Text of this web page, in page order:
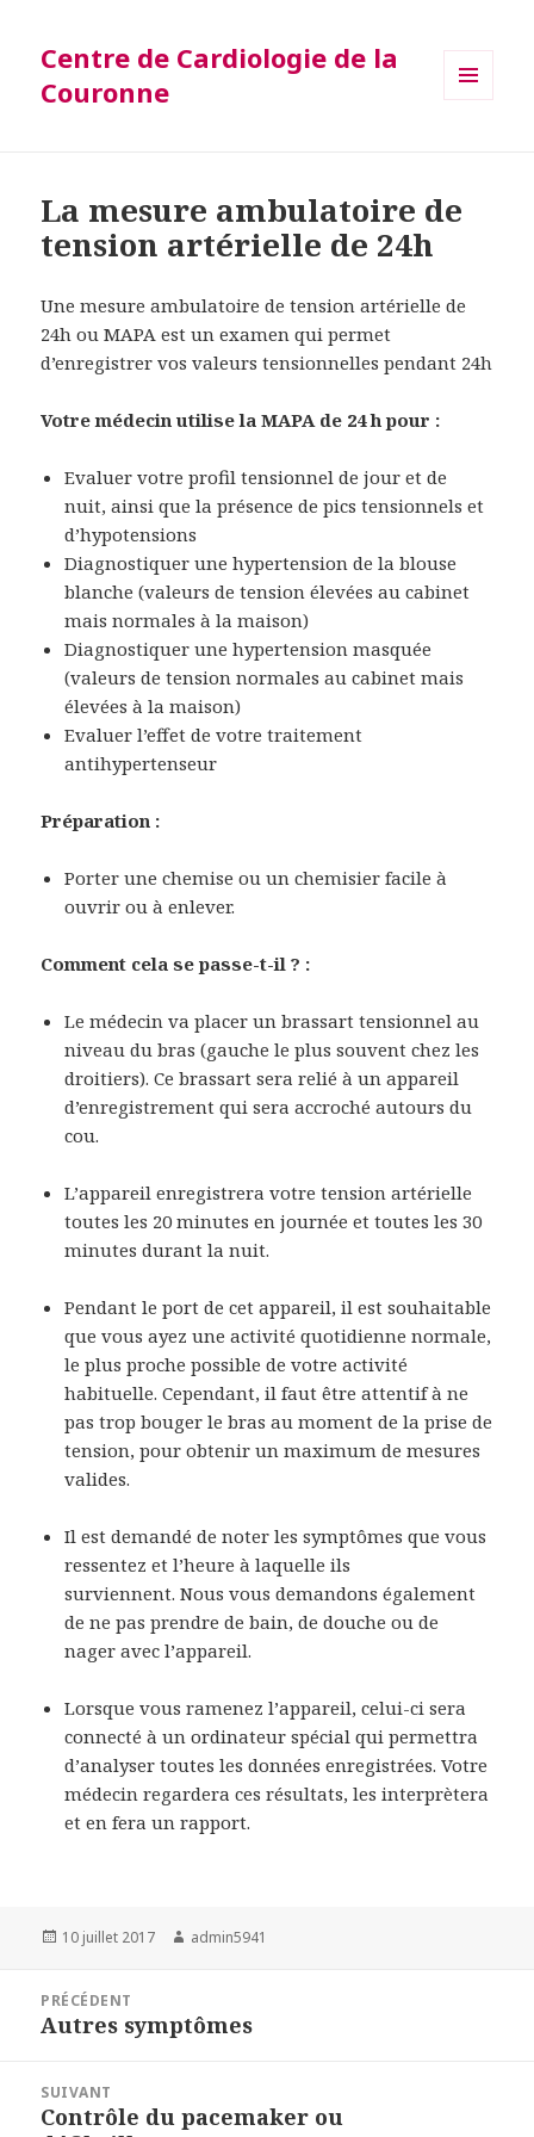
Centre de Cardiologie de la
Couronne
La mesure ambulatoire de
tension artérielle de 24h
Une mesure ambulatoire de tension artérielle de
24h ou MAPA est un examen qui permet
d’enregistrer vos valeurs tensionnelles pendant 24h
Votre médecin utilise la MAPA de 24 h pour :
Evaluer votre profil tensionnel de jour et de
nuit, ainsi que la présence de pics tensionnels et
d’hypotensions
Diagnostiquer une hypertension de la blouse
blanche (valeurs de tension élevées au cabinet
mais normales à la maison)
Diagnostiquer une hypertension masquée
(valeurs de tension normales au cabinet mais
élevées à la maison)
Evaluer l’effet de votre traitement
antihypertenseur
Préparation :
Porter une chemise ou un chemisier facile à
ouvrir ou à enlever.
Comment cela se passe-t-il ? :
Le médecin va placer un brassart tensionnel au
niveau du bras (gauche le plus souvent chez les
droitiers). Ce brassart sera relié à un appareil
d’enregistrement qui sera accroché autours du
cou.
L’appareil enregistrera votre tension artérielle
toutes les 20 minutes en journée et toutes les 30
minutes durant la nuit.
Pendant le port de cet appareil, il est souhaitable
que vous ayez une activité quotidienne normale,
le plus proche possible de votre activité
habituelle. Cependant, il faut être attentif à ne
pas trop bouger le bras au moment de la prise de
tension, pour obtenir un maximum de mesures
valides.
Il est demandé de noter les symptômes que vous
ressentez et l’heure à laquelle ils
surviennent. Nous vous demandons également
de ne pas prendre de bain, de douche ou de
nager avec l’appareil.
Lorsque vous ramenez l’appareil, celui-ci sera
connecté à un ordinateur spécial qui permettra
d’analyser toutes les données enregistrées. Votre
médecin regardera ces résultats, les interprètera
et en fera un rapport.
Publié
10 juillet 2017 Auteur
admin5941
PRÉCÉDENT
Article
Autres symptômes
SUIVANT
Article
Contrôle du pacemaker ou